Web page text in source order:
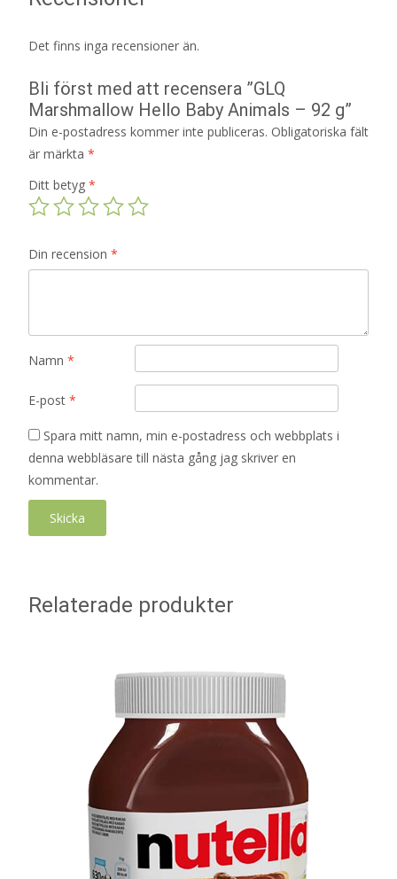
Det finns inga recensioner än.
Bli först med att recensera ”GLQ
Marshmallow Hello Baby Animals – 92 g”
Din e-postadress kommer inte publiceras. Obligatoriska fält
är märkta *
Ditt betyg *
Din recension *
Namn *
E-post *
Spara mitt namn, min e-postadress och webbplats i
denna webbläsare till nästa gång jag skriver en
kommentar.
Relaterade produkter